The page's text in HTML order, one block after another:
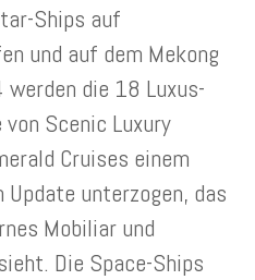
Ships auf
und auf dem Mekong
die 18 Luxus-
Scenic Luxury
Cruises einem
unterzogen, das
Mobiliar und
Die Space-Ships